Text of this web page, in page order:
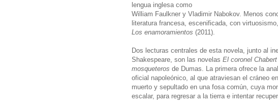
lengua inglesa como
William Faulkner y Vladimir Nabokov. Menos
literatura francesa, escenificada, con
Los enamoramientos (2011).
Dos lecturas centrales de esta novela, junto al
Shakespeare, son las novelas El coronel Chabert
mosqueteros de Dumas. La primera ofrece la
oficial napoleónico, al que atraviesan el cráneo
muerto y sepultado en una fosa común, cuya
escalar, para regresar a la tierra e intentar